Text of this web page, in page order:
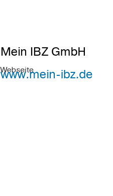
Mein IBZ GmbH
Webseite
www.mein-ibz.de